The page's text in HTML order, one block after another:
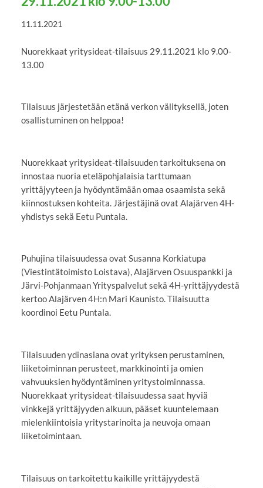
11.11.2021
Nuorekkaat yritysideat-tilaisuus 29.11.2021 klo 9.00-
13.00
Tilaisuus järjestetään etänä verkon välityksellä, joten
osallistuminen on helppoa!
Nuorekkaat yritysideat-tilaisuuden tarkoituksena on
innostaa nuoria eteläpohjalaisia tarttumaan
yrittäjyyteen ja hyödyntämään omaa osaamista sekä
kiinnostuksen kohteita. Järjestäjinä ovat Alajärven 4H-
yhdistys sekä Eetu Puntala.
Puhujina tilaisuudessa ovat Susanna Korkiatupa
(Viestintätoimisto Loistava), Alajärven Osuuspankki ja
Järvi-Pohjanmaan Yrityspalvelut sekä 4H-yrittäjyydestä
kertoo Alajärven 4H:n Mari Kaunisto. Tilaisuutta
koordinoi Eetu Puntala.
Tilaisuuden ydinasiana ovat yrityksen perustaminen,
liiketoiminnan perusteet, markkinointi ja omien
vahvuuksien hyödyntäminen yritystoiminnassa.
Nuorekkaat yritysideat-tilaisuudessa saat hyviä
vinkkejä yrittäjyyden alkuun, pääset kuuntelemaan
mielenkiintoisia yritystarinoita ja neuvoja omaan
liiketoimintaan.
Tilaisuus on tarkoitettu kaikille yrittäjyydestä